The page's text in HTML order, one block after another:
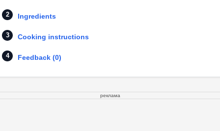
Ingredients
Cooking instructions
Feedback (0)
реклама